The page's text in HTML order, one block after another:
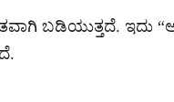
ಬಡಿಯುತ್ತದೆ. ಇದು